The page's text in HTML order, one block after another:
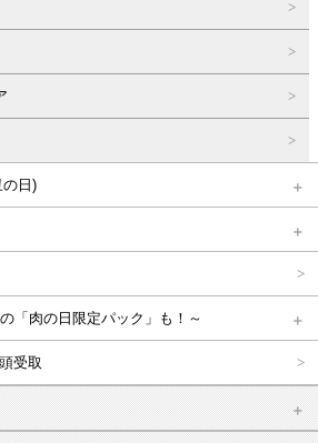
の日)
「肉の日限定パック」も！～
受取